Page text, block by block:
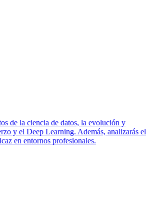
de la ciencia de datos, la evolución y
y el Deep Learning. Además, analizarás el
en entornos profesionales.